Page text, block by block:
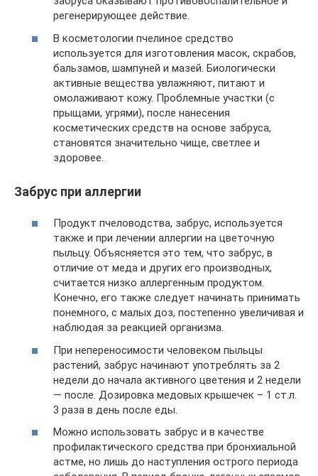
регенерирующее действие.
В косметологии пчелиное средство
используется для изготовления масок, скрабов,
бальзамов, шампуней и мазей. Биологически
активные вещества увлажняют, питают и
омолаживают кожу. Проблемные участки (с
прыщами, угрями), после нанесения
косметических средств на основе забруса,
становятся значительно чище, светлее и
здоровее.
Забрус при аллергии
Продукт пчеловодства, забрус, используется
также и при лечении аллергии на цветочную
пыльцу. Объясняется это тем, что забрус, в
отличие от меда и других его производных,
считается низко аллергенным продуктом.
Конечно, его также следует начинать принимать
понемного, с малых доз, постепенно увеличивая и
наблюдая за реакцией организма.
При непереносимости человеком пыльцы
растений, забрус начинают употреблять за 2
недели до начала активного цветения и 2 недели
— после. Дозировка медовых крышечек – 1 ст.л.
3 раза в день после еды.
Можно использовать забрус и в качестве
профилактического средства при бронхиальной
астме, но лишь до наступления острого периода